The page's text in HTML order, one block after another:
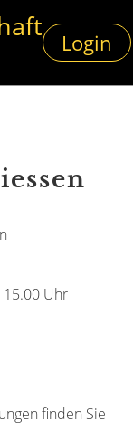
Login
Uhr
finden Sie